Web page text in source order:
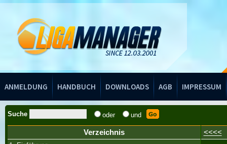
ANMELDUNG HANDBUCH DOWNLOADS AGB IMPRESSUM
Handbuch
Suche oder und
Verzeichnis <<<<